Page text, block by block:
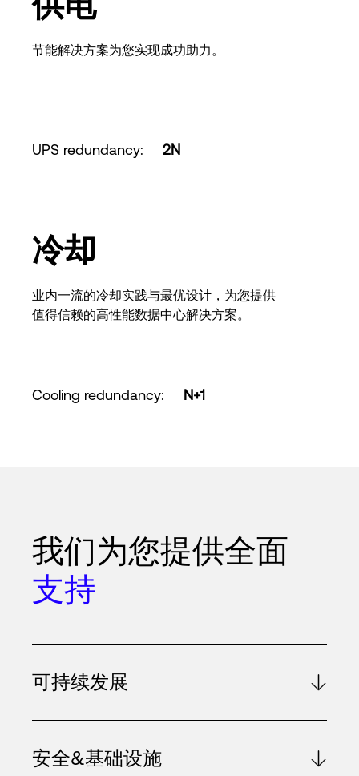
节能解决方案为您实现成功助力。
UPS redundancy: 2N
冷却
业内一流的冷却实践与最优设计，为您提供
值得信赖的高性能数据中心解决方案。
Cooling redundancy: N+1
我们为您提供全面
支持
可持续发展
安全&基础设施